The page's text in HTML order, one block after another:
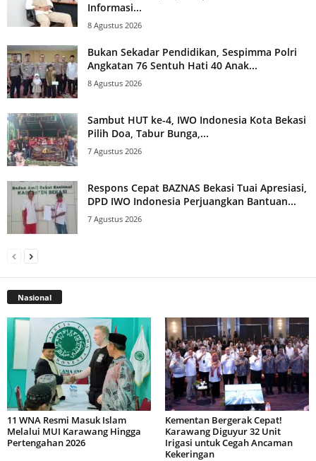
Informasi...
8 Agustus 2026
Bukan Sekadar Pendidikan, Sespimma Polri
Angkatan 76 Sentuh Hati 40 Anak...
8 Agustus 2026
Sambut HUT ke-4, IWO Indonesia Kota Bekasi
Pilih Doa, Tabur Bunga,...
7 Agustus 2026
Respons Cepat BAZNAS Bekasi Tuai Apresiasi,
DPD IWO Indonesia Perjuangkan Bantuan...
7 Agustus 2026
Nasional
11 WNA Resmi Masuk Islam
Melalui MUI Karawang Hingga
Pertengahan 2026
Kementan Bergerak Cepat!
Karawang Diguyur 32 Unit
Irigasi untuk Cegah Ancaman
Kekeringan